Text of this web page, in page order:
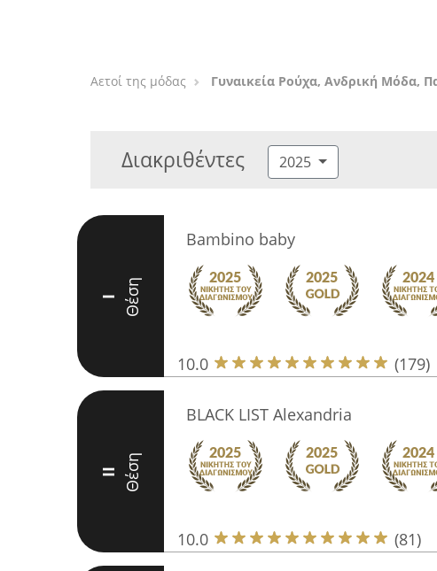
Αετοί της μόδας Γυναικεία Ρούχα, Ανδρική Μόδα,
Διακριθέντες 2025
I Θέση
Bambino baby
10.0 (179)
II Θέση
BLACK LIST Alexandria
10.0 (81)